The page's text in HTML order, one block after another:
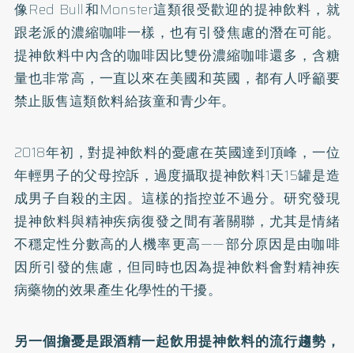
像Red Bull和Monster這類很受歡迎的提神飲料，就
跟老派的濃縮咖啡一樣，也有引發焦慮的潛在可能。
提神飲料中內含的咖啡因比雙份濃縮咖啡還多，含糖
量也非常高，一直以來在美國和英國，都有人呼籲要
禁止販售這類飲料給孩童和青少年。
2018年初，對提神飲料的憂慮在英國達到頂峰，一位
年輕男子的父母控訴，過度攝取提神飲料1天15罐是造
成男子自殺的主因。這樣的指控並不過分。研究發現
提神飲料與精神疾病復發之間有著關聯，尤其是情緒
不穩定性分數高的人機率更高——部分原因是由咖啡
因所引發的焦慮，但同時也因為提神飲料會對精神疾
病藥物的效果產生化學性的干擾。
另一個擔憂是跟酒精一起飲用提神飲料的流行趨勢，